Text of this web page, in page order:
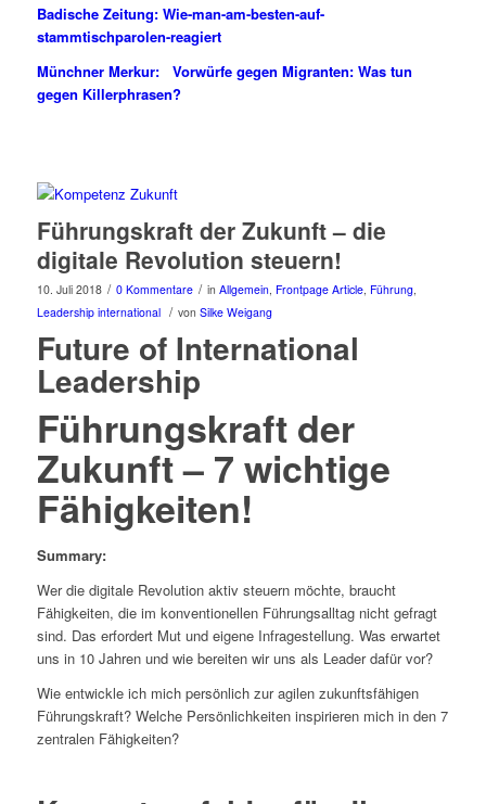
Badische Zeitung: Wie-man-am-besten-auf-
stammtischparolen-reagiert
Münchner Merkur: Vorwürfe gegen Migranten: Was tun
gegen Killerphrasen?
Führungskraft der Zukunft – die
digitale Revolution steuern!
10. Juli 2018 / 0 Kommentare / in Allgemein, Frontpage Article, Führung,
Leadership international / von Silke Weigang
Future of International
Leadership
Führungskraft der
Zukunft – 7 wichtige
Fähigkeiten!
Summary:
Wer die digitale Revolution aktiv steuern möchte, braucht
Fähigkeiten, die im konventionellen Führungsalltag nicht gefragt
sind. Das erfordert Mut und eigene Infragestellung. Was erwartet
uns in 10 Jahren und wie bereiten wir uns als Leader dafür vor?
Wie entwickle ich mich persönlich zur agilen zukunftsfähigen
Führungskraft? Welche Persönlichkeiten inspirieren mich in den 7
zentralen Fähigkeiten?